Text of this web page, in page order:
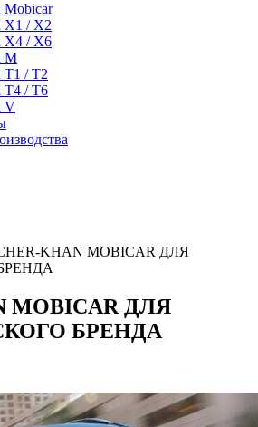
Mobicar
X1 / X2
X4 / X6
M
T1 / T2
T4 / T6
V
KHAN MOBICAR ДЛЯ
MOBICAR ДЛЯ
БРЕНДА